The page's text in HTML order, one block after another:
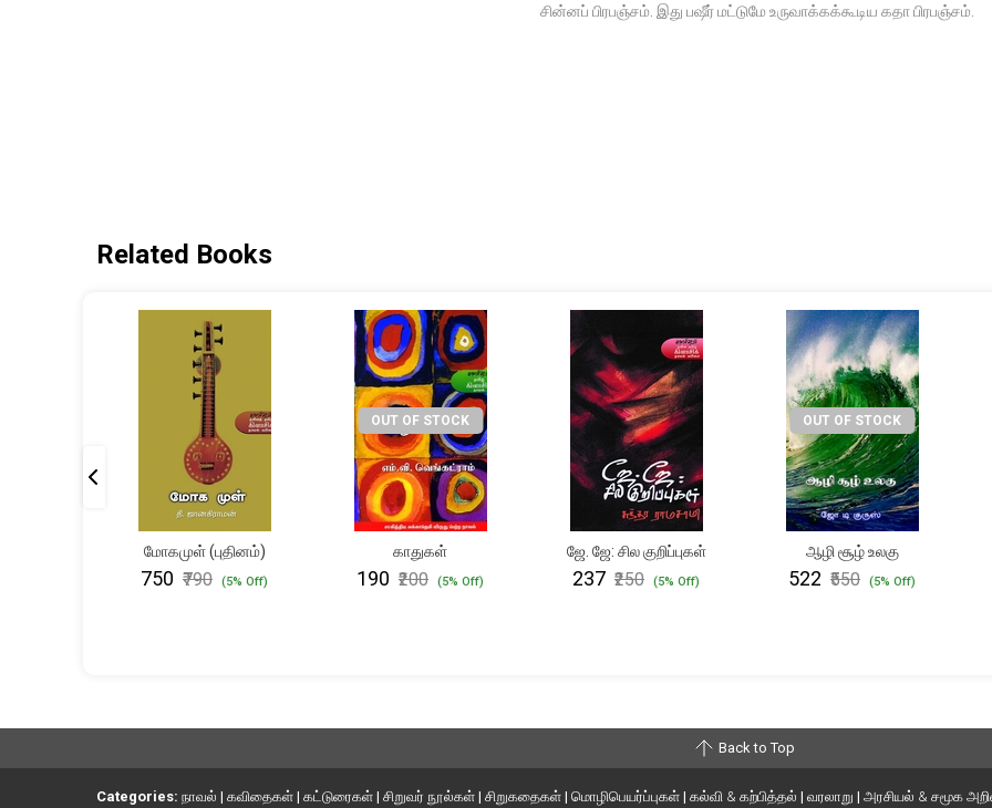
சின்னப் பிரபஞ்சம். இது பஷீர் மட்டுமே உருவாக்கக்கூடிய கதா பிரபஞ்சம்.
Related Books
மோகமுள் (புதினம்)
₹750 ₹790 (5% Off)
OUT OF STOCK
காதுகள்
₹190 ₹200 (5% Off)
ஜே. ஜே: சில குறிப்புகள்
₹237 ₹250 (5% Off)
OUT OF STOCK
ஆழி சூழ் உலகு
₹522 ₹550 (5% Off)
Back to Top
Categories: நாவல் | கவிதைகள் | கட்டுரைகள் | சிறுவர் நூல்கள் | சிறுகதைகள் | மொழிபெயர்ப்புகள் | கல்வி & கற்பித்தல் | வரலாறு | அரசியல் & சமூக